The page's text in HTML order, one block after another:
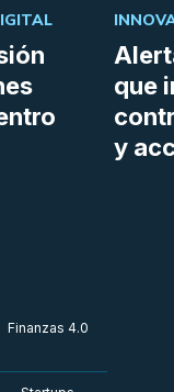
que
y
Finanzas 4.0